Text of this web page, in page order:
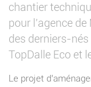
chantier
pour l’agence
des derniers-
TopDalle Eco et
Le projet